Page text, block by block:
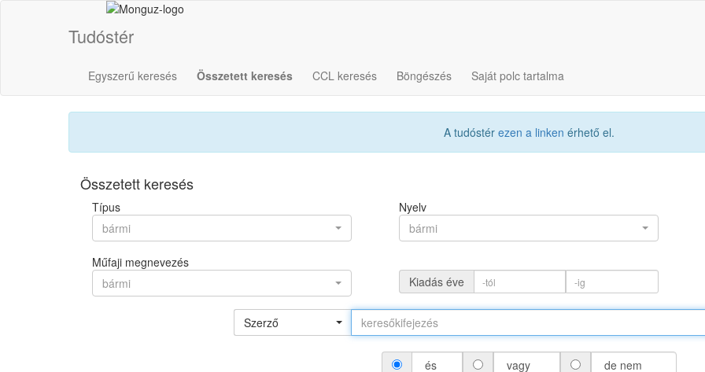
Tudóstér
Egyszerű keresés Összetett keresés CCL keresés Böngészés Saját polc tartalma
A tudóstér ezen a linken érhető el.
Összetett keresés
Típus
bármi
Nyelv
bármi
Műfaji megnevezés
bármi
Kiadás éve
Szerző
és vagy de nem